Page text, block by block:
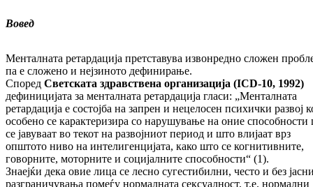
Вовед
Менталната ретардација претставува извонредно сложен
па е сложено и нејзиното дефинирање.
Според Светската здравствена организација (ICD-10, 1992)
дефиницијата за менталната ретардација гласи: „Менталната
ретардација е состојба на запрен и нецелосен психички развој
особено се карактеризира со нарушување на оние способности
се јавуваат во текот на развојниот период и што влијаат врз
општото ниво на интелигенцијата, како што се когнитивните,
говорните, моторните и социјалните способности“ (1).
Знаејќи дека овие лица се лесно сугестибилни, често и без
разграничувања помеѓу нормалната сексуалност, т.е. нормални